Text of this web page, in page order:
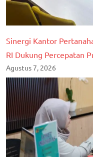
Sinergi Kantor
RI Dukung Percepatan
Agustus 7, 2026